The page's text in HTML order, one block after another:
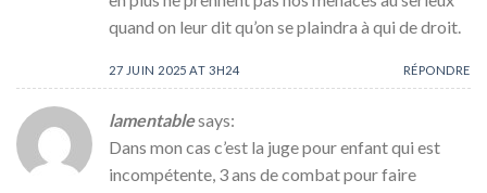
quand on leur dit qu’on se plaindra à qui de droit.
27 JUIN 2025 AT 3H24 RÉPONDRE
lamentablesays:
Dans mon cas c’est la juge pour enfant qui est
incompétente, 3 ans de combat pour faire